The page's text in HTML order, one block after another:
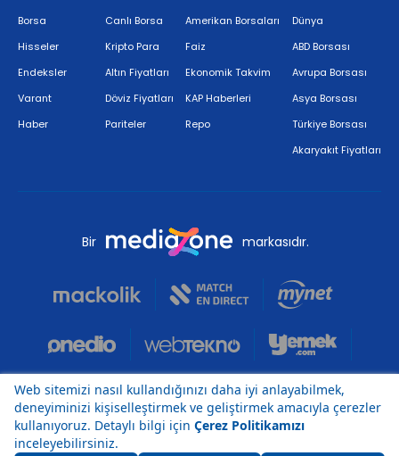
Borsa
Hisseler
Endeksler
Varant
Haber
Canlı Borsa
Kripto Para
Altın Fiyatları
Döviz Fiyatları
Pariteler
Amerikan Borsaları
Faiz
Ekonomik Takvim
KAP Haberleri
Repo
Dünya
ABD Borsası
Avrupa Borsası
Asya Borsası
Türkiye Borsası
Akaryakıt Fiyatları
Bir markasıdır.